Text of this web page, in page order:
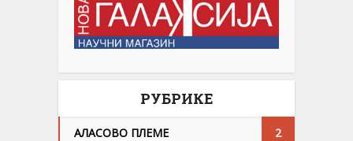
РУБРИКЕ
АЛАСОВО ПЛЕМЕ 2